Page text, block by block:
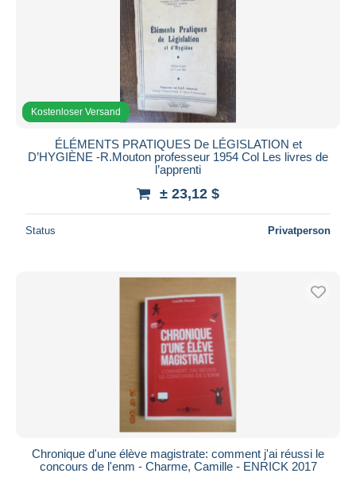
Kostenloser Versand
ÉLÉMENTS PRATIQUES De LÉGISLATION et
D’HYGIÈNE -R.Mouton professeur 1954 Col Les livres de
l’apprenti
± 23,12 $
Status Privatperson
Chronique d'une élève magistrate: comment j'ai réussi le
concours de l'enm - Charme, Camille - ENRICK 2017